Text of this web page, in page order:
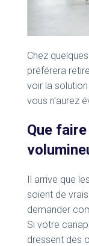
Chez
préférera
voir la
vous n’aurez
Que
Il arrive que
soient de
demander
Si votre
dressent des